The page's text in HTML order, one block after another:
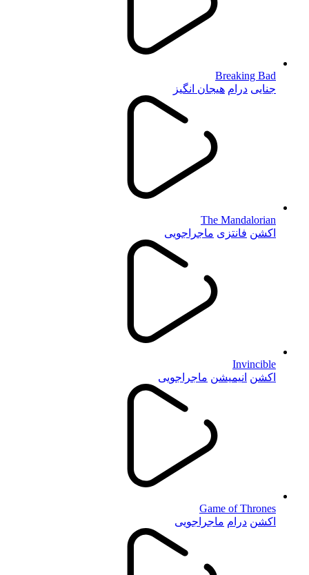
Breaking Bad
جنایی درام هیجان انگیز
The Mandalorian
اکشن فانتزی ماجراجویی
Invincible
اکشن انیمیشن ماجراجویی
Game of Thrones
اکشن درام ماجراجویی